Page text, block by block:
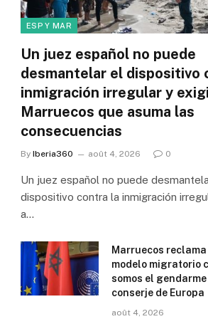
ESP Y MAR
Un juez español no puede
desmantelar el dispositivo
inmigración irregular y
Marruecos que asuma las
consecuencias
By Iberia360 août 4, 2026 0
Un juez español no puede
dispositivo contra la inmigración
a…
Marruecos
modelo migratorio
somos el
conserje de Europa
août 4, 2026